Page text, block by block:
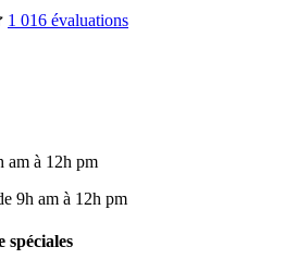
1 016 évaluations
am à 12h pm
9h am à 12h pm
spéciales